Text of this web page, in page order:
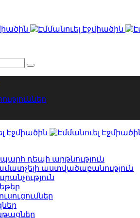
դեպի արթնություն
աստվածաբանություն